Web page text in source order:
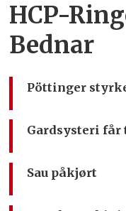
HCP-
Bednar
Pöttinger
Gardsysteri
Sau påkjørt